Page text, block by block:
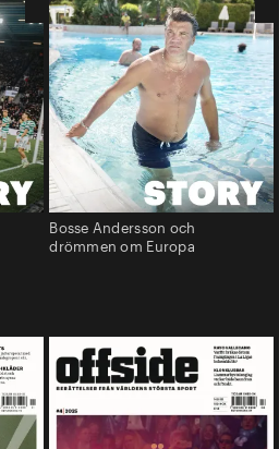
Bosse Andersson och
drömmen om Europa